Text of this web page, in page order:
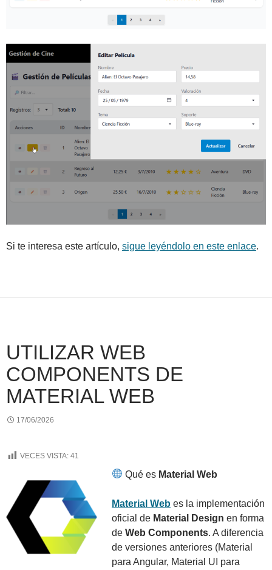
Si te interesa este artículo, sigue leyéndolo en este enlace.
UTILIZAR WEB
COMPONENTS DE
MATERIAL WEB
17/06/2026
VECES VISTA: 41
Qué es Material Web
Material Web es la implementación
oficial de Material Design en forma
de Web Components. A diferencia
de versiones anteriores (Material
para Angular, Material UI para